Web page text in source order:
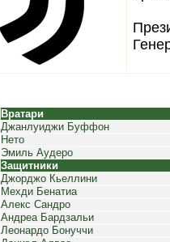
Вратари
Джанлуиджи Буффон
Нето
Эмиль Аудеро
Защитники
Джорджо Кьеллини
Мехди Бенатиа
Алекс Сандро
Андреа Бардзальи
Леонардо Бонуччи